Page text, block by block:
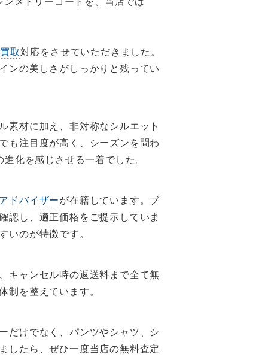
取 対応をさせていただきました。
ンの美しさがしっかりと残ってい
素材に加え、非対称なシルエット
も注目度が高く、シーズンを問わ
化を感じさせる一着でした。
ドバイザーが在籍しています。ブ
認し、適正価格をご提示していま
いのが特徴です。
キャンセル時の返送料まで全て無
制を整えています。
だけでなく、パンツやシャツ、シ
したら、ぜひ一度当店の無料査定